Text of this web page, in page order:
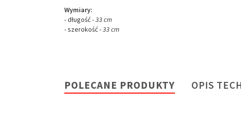
Wymiary:
- długość -33 cm
- szerokość -33 cm
POLECANE PRODUKTY OPIS